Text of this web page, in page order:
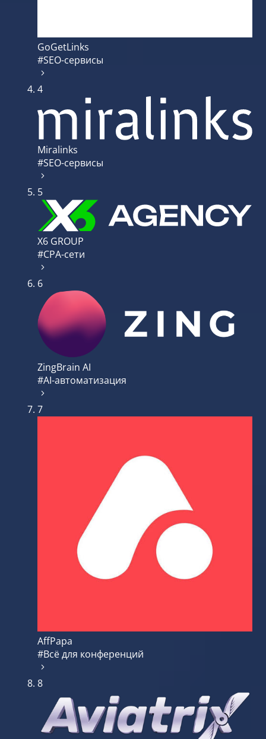
GoGetLinks
#SEO-сервисы
4
Miralinks
#SEO-сервисы
5
X6 GROUP
#CPA-сети
6
ZingBrain AI
#AI-автоматизация
7
AffPapa
#Всё для конференций
8